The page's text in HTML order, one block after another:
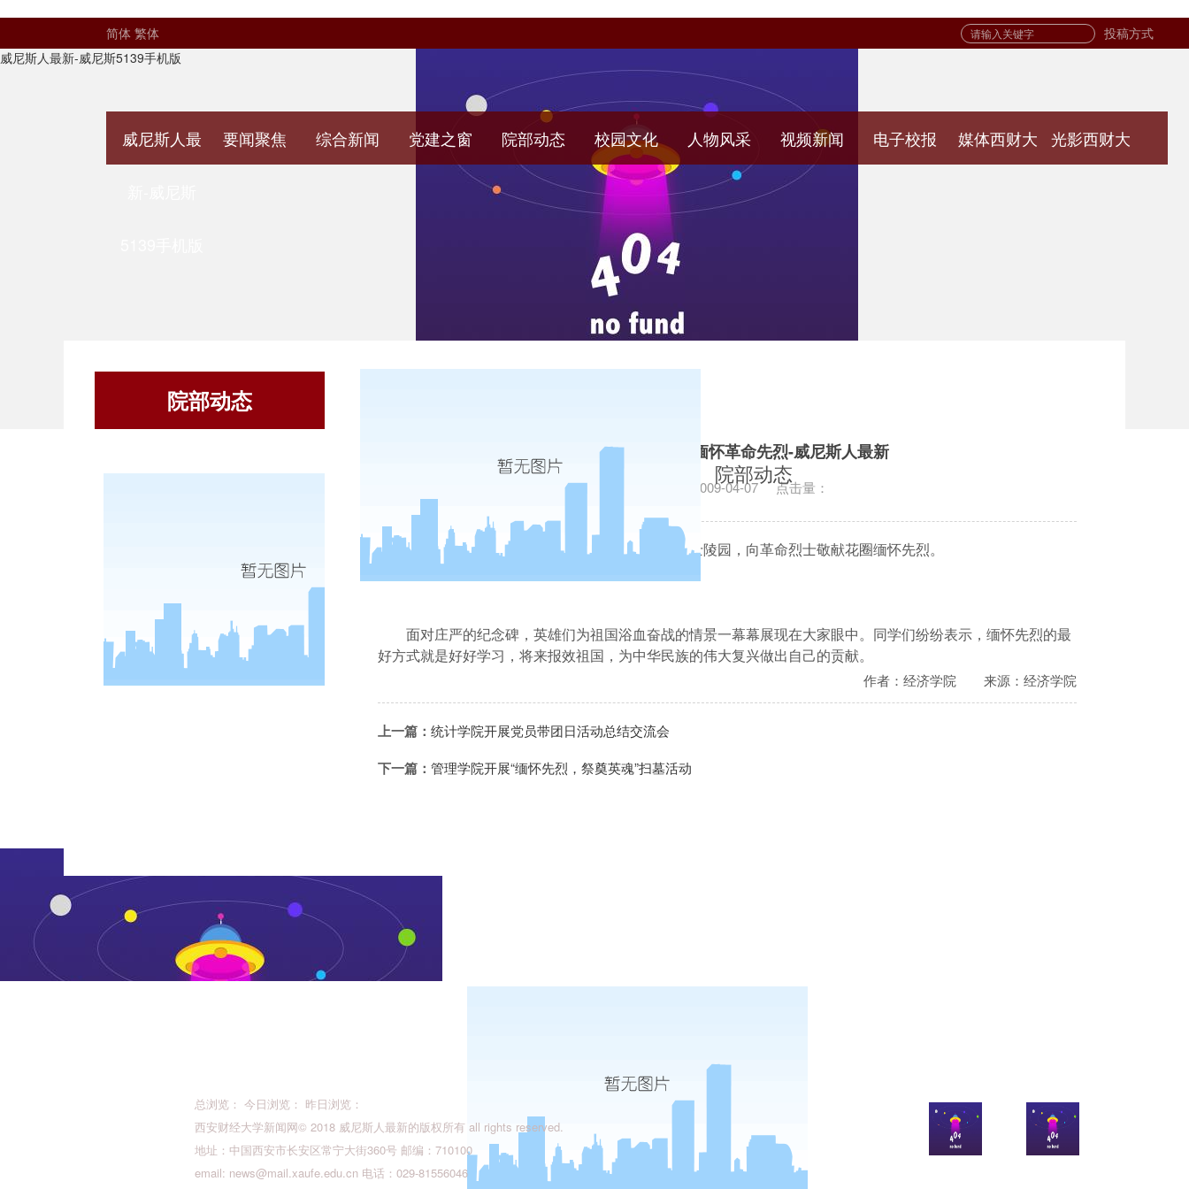
简体 繁体
投稿方式
威尼斯人最新-威尼斯5139手机版
威尼斯人最 要闻聚焦 综合新闻 党建之窗 院部动态 校园文化 人物风采 视频新闻 电子校报 媒体西财大 光影西财大
院部动态
院部动态
经济学院组织学生缅怀革命先烈-威尼斯人最新
发布日期：2009-04-07 点击量：
经济学院学生会成员 余人 月 日来到革命烈士陵园，向革命烈士敬献花圈缅怀先烈。
面对庄严的纪念碑，英雄们为祖国浴血奋战的情景一幕幕展现在大家眼中。同学们纷纷表示，缅怀先烈的最
好方式就是好好学习，将来报效祖国，为中华民族的伟大复兴做出自己的贡献。
作者：经济学院 来源：经济学院
上一篇： 统计学院开展党员带团日活动总结交流会
下一篇： 管理学院开展“缅怀先烈，祭奠英魂”扫墓活动
总浏览： 今日浏览： 昨日浏览：
西安财经大学新闻网© 2018 威尼斯人最新的版权所有 all rights reserved.
地址：中国西安市长安区常宁大街360号 邮编：710100
email: news@mail.xaufe.edu.cn 电话：029-81556046